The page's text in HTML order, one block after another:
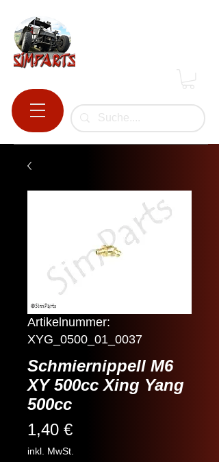
Artikelnummer:
XYG_0500_01_0037
Schmiernippell M6
XY 500cc Xing Yang
500cc
1,40 €Preis
inkl. MwSt.